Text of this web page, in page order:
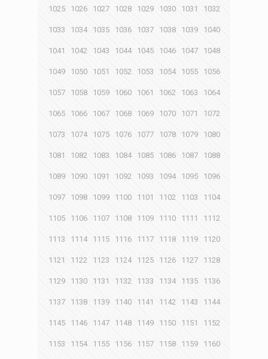
1025 1026 1027 1028 1029 1030 1031 1032
1033 1034 1035 1036 1037 1038 1039 1040
1041 1042 1043 1044 1045 1046 1047 1048
1049 1050 1051 1052 1053 1054 1055 1056
1057 1058 1059 1060 1061 1062 1063 1064
1065 1066 1067 1068 1069 1070 1071 1072
1073 1074 1075 1076 1077 1078 1079 1080
1081 1082 1083 1084 1085 1086 1087 1088
1089 1090 1091 1092 1093 1094 1095 1096
1097 1098 1099 1100 1101 1102 1103 1104
1105 1106 1107 1108 1109 1110 1111 1112
1113 1114 1115 1116 1117 1118 1119 1120
1121 1122 1123 1124 1125 1126 1127 1128
1129 1130 1131 1132 1133 1134 1135 1136
1137 1138 1139 1140 1141 1142 1143 1144
1145 1146 1147 1148 1149 1150 1151 1152
1153 1154 1155 1156 1157 1158 1159 1160